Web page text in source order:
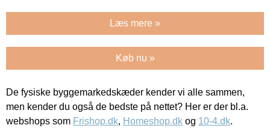
Læs mere »
Køb nu »
De fysiske byggemarkedskæder kender vi alle sammen,
men kender du også de bedste på nettet? Her er der bl.a.
webshops som Frishop.dk, Homeshop.dk og 10-4.dk.